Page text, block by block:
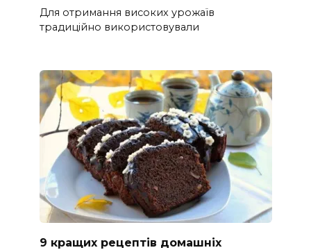
Для отримання високих урожаїв
традиційно використовували
9 кращих рецептів домашніх